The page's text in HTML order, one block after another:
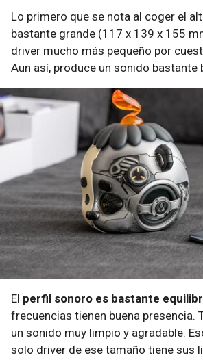
Lo primero que se nota al coger el
bastante grande (117 x 139 x 155
driver mucho más pequeño por
Aun así, produce un sonido bastante
El perfil sonoro es bastante
frecuencias tienen buena presencia.
un sonido muy limpio y agradable.
solo driver de ese tamaño tiene sus